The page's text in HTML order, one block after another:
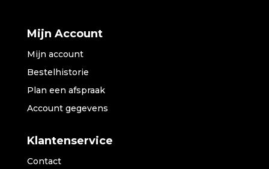
Mijn Account
Mijn account
Bestelhistorie
Plan een afspraak
Account gegevens
Klantenservice
Contact